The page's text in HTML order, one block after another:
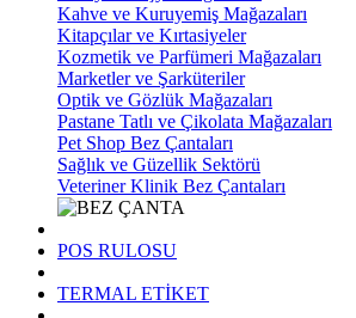
Kahve ve Kuruyemiş Mağazaları
Kitapçılar ve Kırtasiyeler
Kozmetik ve Parfümeri Mağazaları
Marketler ve Şarküteriler
Optik ve Gözlük Mağazaları
Pastane Tatlı ve Çikolata Mağazaları
Pet Shop Bez Çantaları
Sağlık ve Güzellik Sektörü
Veteriner Klinik Bez Çantaları
POS RULOSU
TERMAL ETİKET